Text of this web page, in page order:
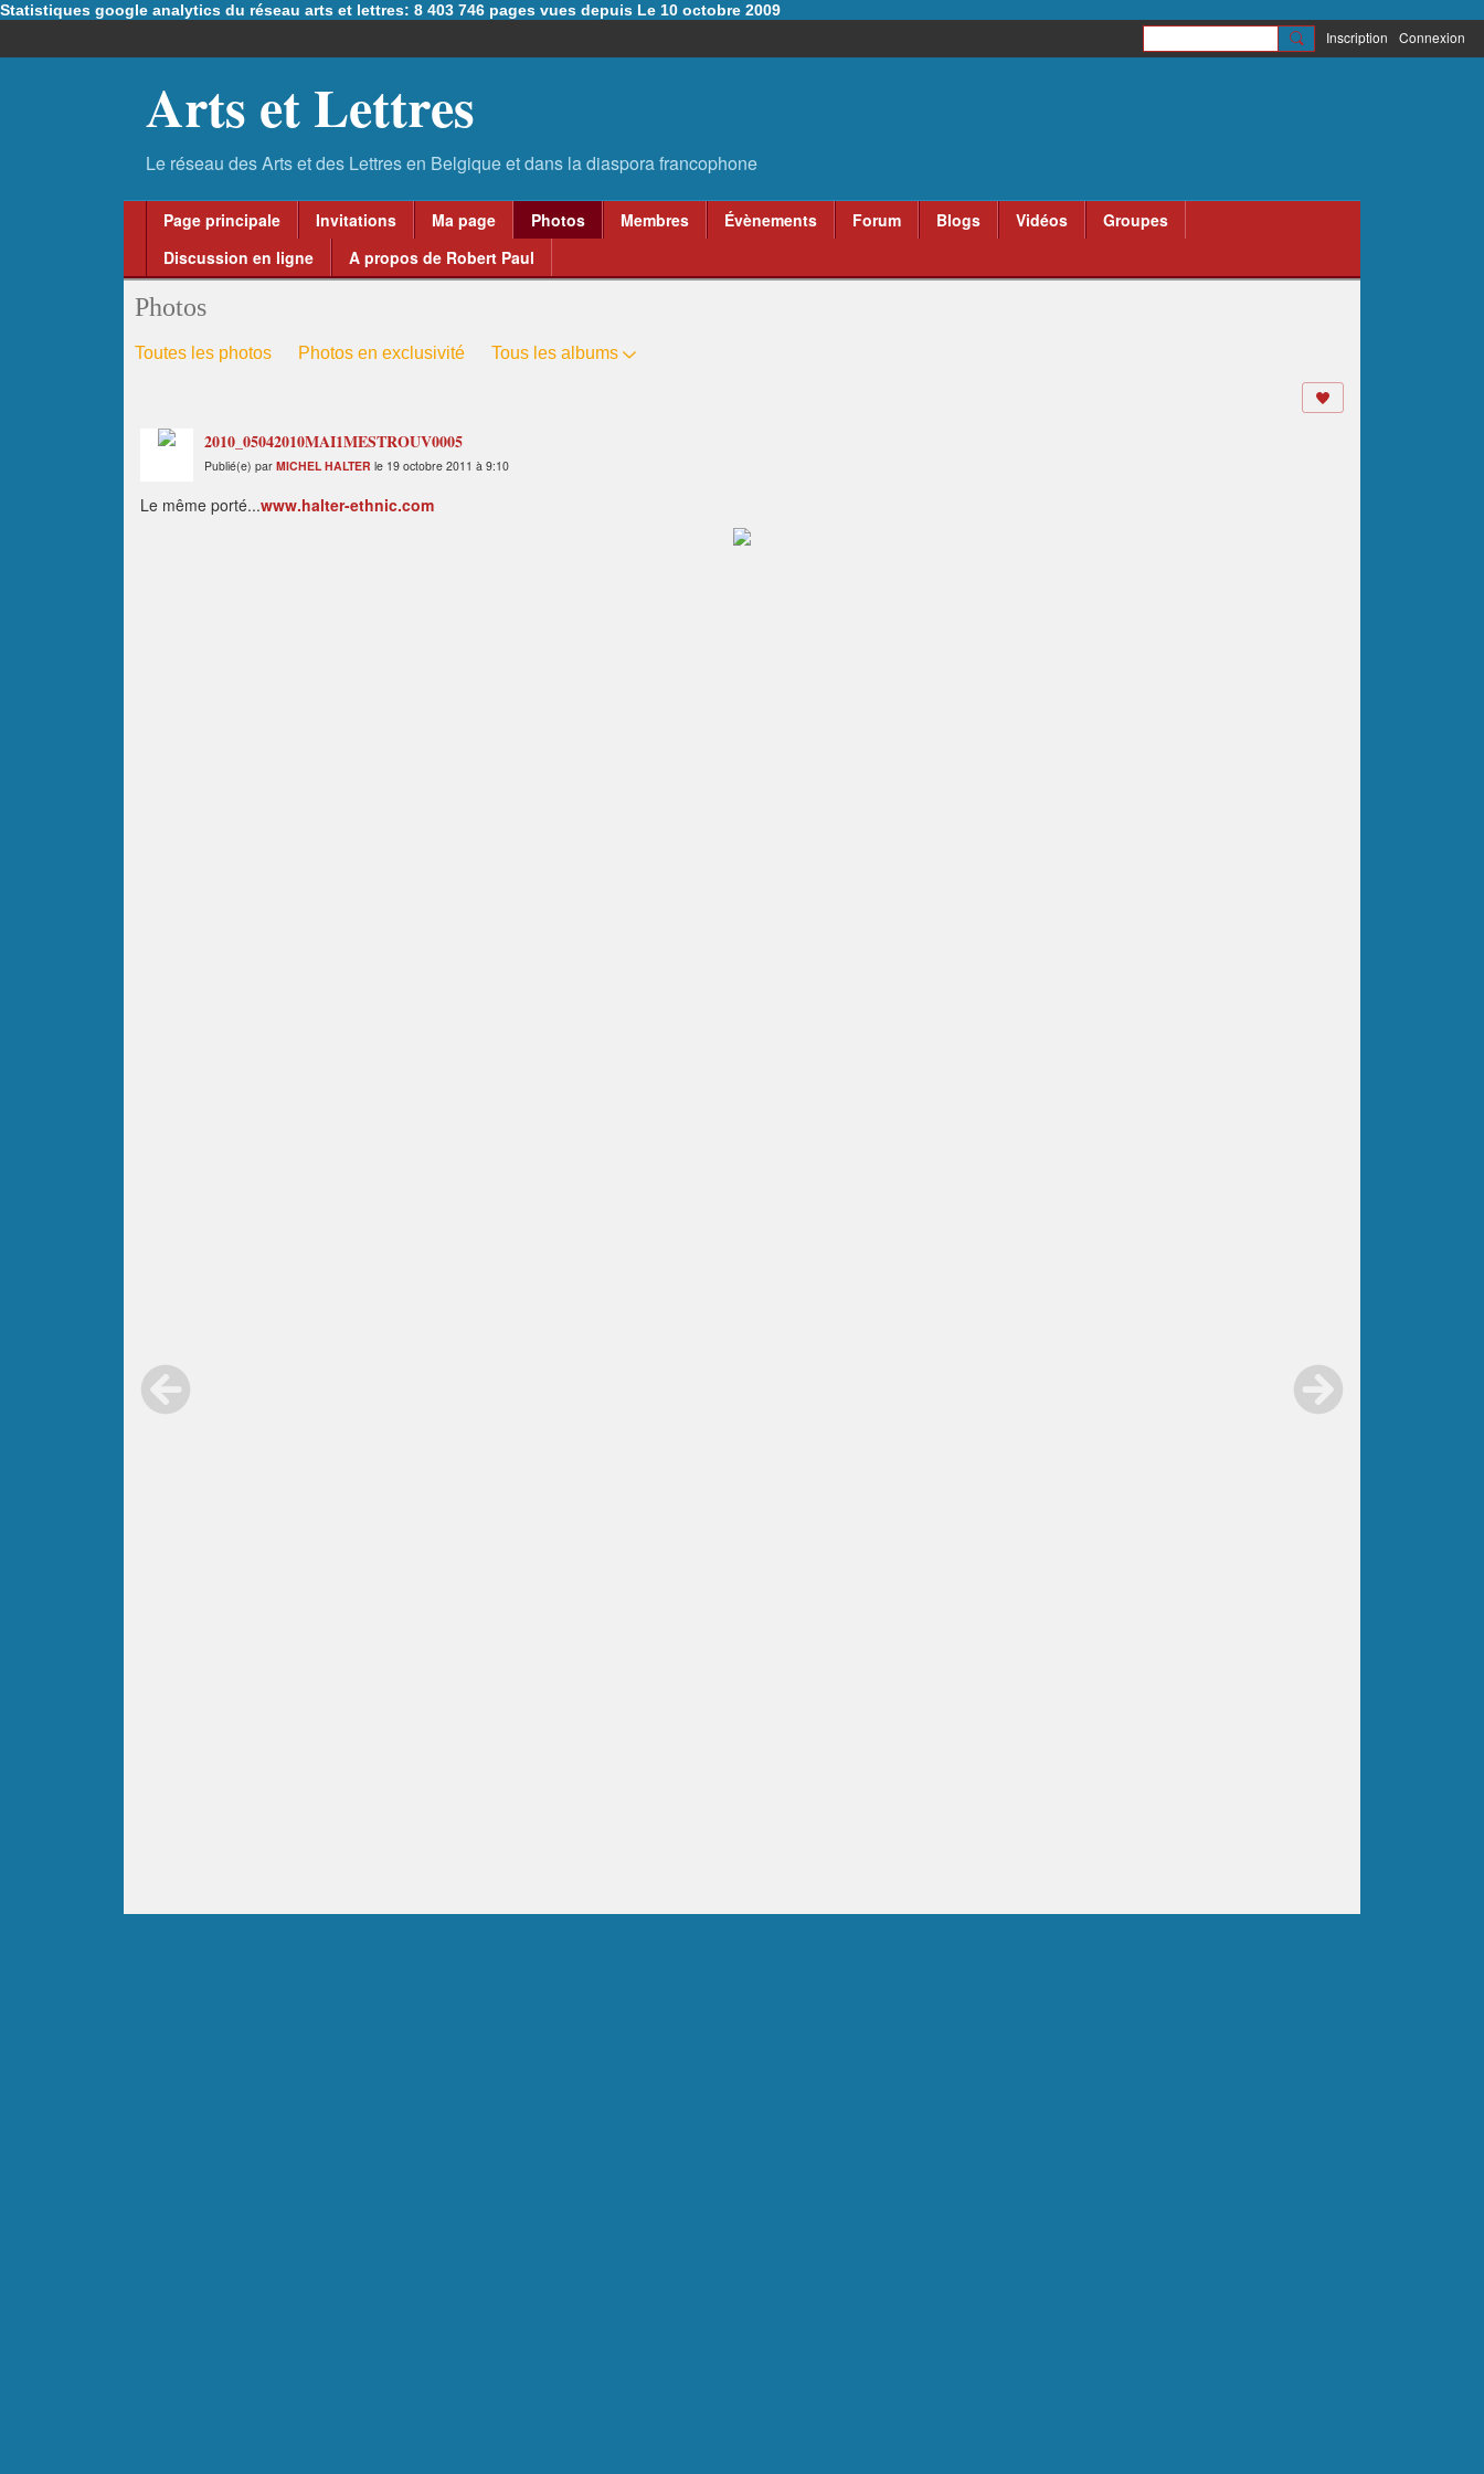
Statistiques google analytics du réseau arts et lettres: 8 403 746 pages vues depuis Le 10 octobre 2009
Inscription Connexion
Arts et Lettres
Page principale Invitations Ma page Photos Membres Évènements Forum Blogs Vidéos
Groupes
Discussion en ligne
A propos de Robert Paul
Photos
Toutes les photos Photos en exclusivité Tous les albums
2010_05042010MAI1MESTROUV0005
Publié(e) par MICHEL HALTER le 19 octobre 2011 à 9:10
Le même porté...www.halter-ethnic.com